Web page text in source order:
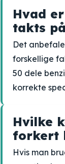
Hvad
takts
Det
forskellige
50 dele
korrekte
Hvilke
forkert
Hvis man